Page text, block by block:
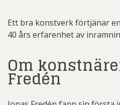
Ett bra konstverk förtjänar
40 års erfarenhet av
Om
Fredén